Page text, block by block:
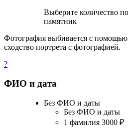
Выберите количество
памятник
Фотография выбивается с
сходство портрета с фотографией.
?
ФИО и дата
Без ФИО и даты
Без ФИО и даты
1 фамилия 3000 ₽